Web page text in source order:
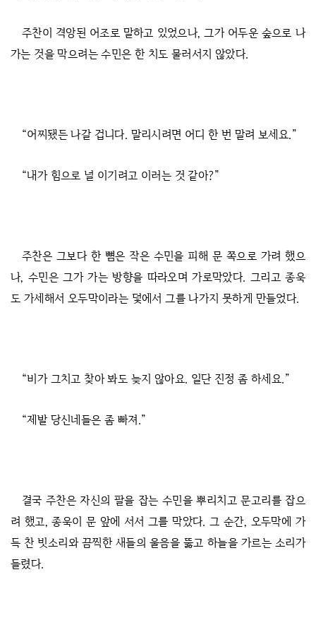
주찬이 격앙된 어조로 말하고 있었으나, 그가 어두운 숲으로 나
가는 것을 막으려는 수민은 한 치도 물러서지 않았다.
“어찌됐든 나갈 겁니다. 말리시려면 어디 한 번 말려 보세요.”
“내가 힘으로 널 이기려고 이러는 것 같아?”
주찬은 그보다 한 뼘은 작은 수민을 피해 문 쪽으로 가려 했으
나, 수민은 그가 가는 방향을 따라오며 가로막았다. 그리고 종욱
도 가세해서 오두막이라는 덫에서 그를 나가지 못하게 만들었다.
“비가 그치고 찾아 봐도 늦지 않아요. 일단 진정 좀 하세요.”
“제발 당신네들은 좀 빠져.”
결국 주찬은 자신의 팔을 잡는 수민을 뿌리치고 문고리를 잡으
려 했고, 종욱이 문 앞에 서서 그를 막았다. 그 순간, 오두막에 가
득 찬 빗소리와 끔찍한 새들의 울음을 뚫고 하늘을 가르는 소리가
들렸다.